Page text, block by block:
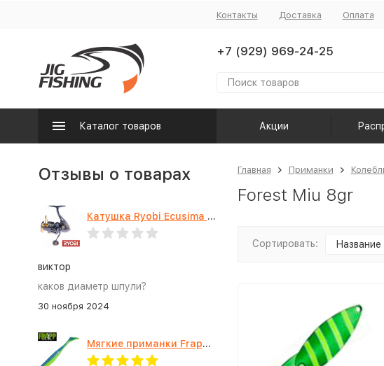
Контакты Доставка Оплата
+7 (929) 969-24-25
Каталог товаров Акции
Главная Приманки
Forest Miu 8gr
Сортировать: Название
Отзывы о товарах
Катушка Ryobi Ecusima PRO LT 5000
виктор
каков диаметр шпули?
30 ноября 2024
Мягкие приманки Frapp Funky Shad 4" #PAL03